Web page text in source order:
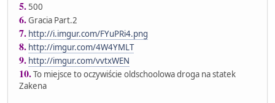
5. 500
6.Gracia Part.2
7. http://i.imgur.com/FYuPRi4.png
8. http://imgur.com/4W4YMLT
9. http://imgur.com/vvtxWEN
10.To miejsce to oczywiście oldschoolowa droga na statek
Zakena